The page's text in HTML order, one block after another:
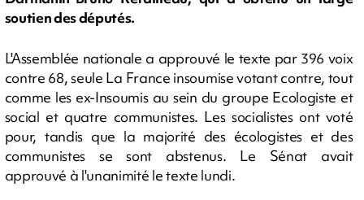
soutien des députés.
L'Assemblée nationale a approuvé le texte par 396 voix
contre 68, seule La France insoumise votant contre, tout
comme les ex-Insoumis au sein du groupe Ecologiste et
social et quatre communistes. Les socialistes ont voté
pour, tandis que la majorité des écologistes et des
communistes se sont abstenus. Le Sénat avait
approuvé à l'unanimité le texte lundi.